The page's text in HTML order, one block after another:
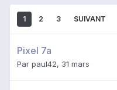
1 2 3 SUIVANT
Pixel 7a
Par paul42, 31 mars